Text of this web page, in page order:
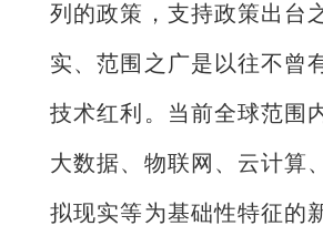
列的政策，支持政策出台
实、范围之广是以往不曾
技术红利。当前全球范围
大数据、物联网、云计算
拟现实等为基础性特征的